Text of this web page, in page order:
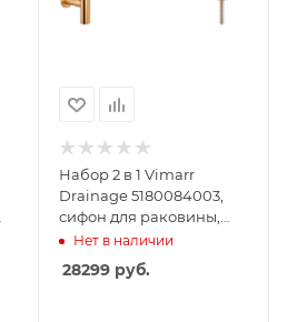
Набор 2 в 1 Vimarr
Drainage 5180084003,
сифон для раковины,
донный клапан
универсальный, золото
Нет в наличии
28299руб.